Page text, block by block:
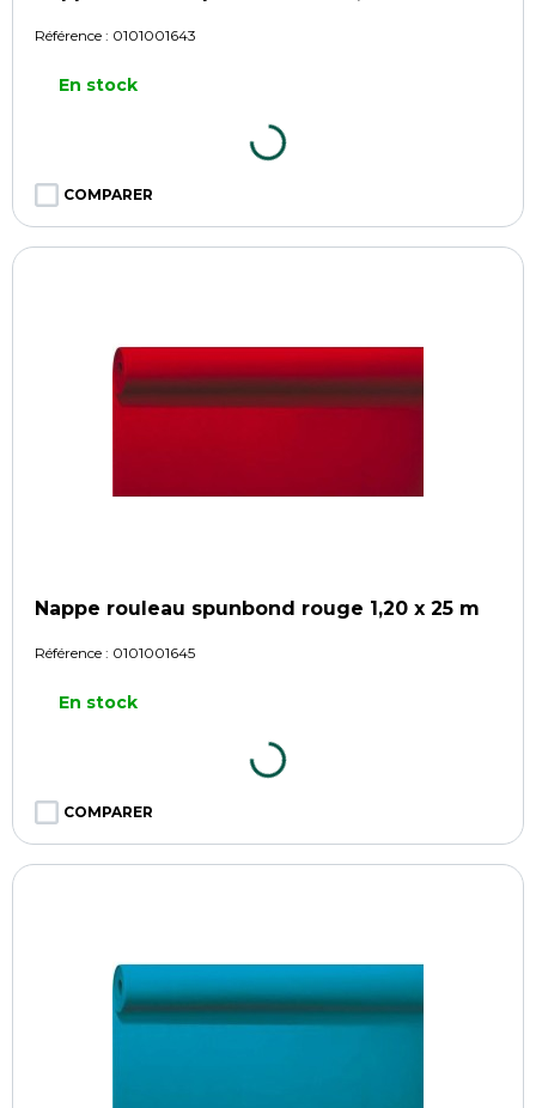
Référence : 0101001643
En stock
COMPARER
Nappe rouleau spunbond rouge 1,20 x 25 m
Référence : 0101001645
En stock
COMPARER